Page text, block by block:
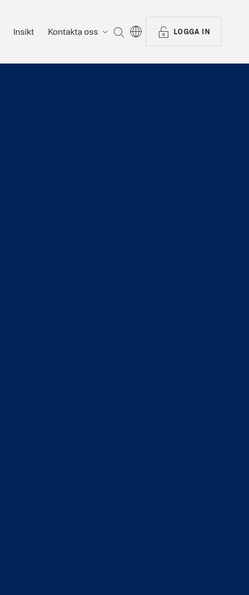
Insikt Kontakta oss SÖK LOGGA IN